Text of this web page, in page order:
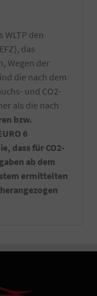
WLTP den
das
Wegen der
die nach dem
und CO2-
als die nach
bzw.
6
dass für CO2-
ab dem
ermittelten